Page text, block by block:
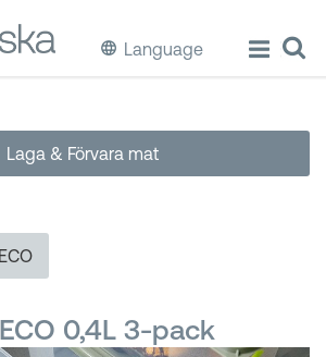
Language
mat
Laga & Förvara mat
ECO
0,4L 3-pack